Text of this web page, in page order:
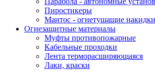
Пиростикеры
Мантос - огнетушащие накидки
Огнезащитные материалы
Муфты противопожарные
Кабельные проходки
Лента терморасширяющаяся
Лаки, краски